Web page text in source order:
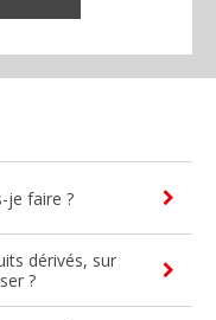
je faire ?
dérivés, sur
?